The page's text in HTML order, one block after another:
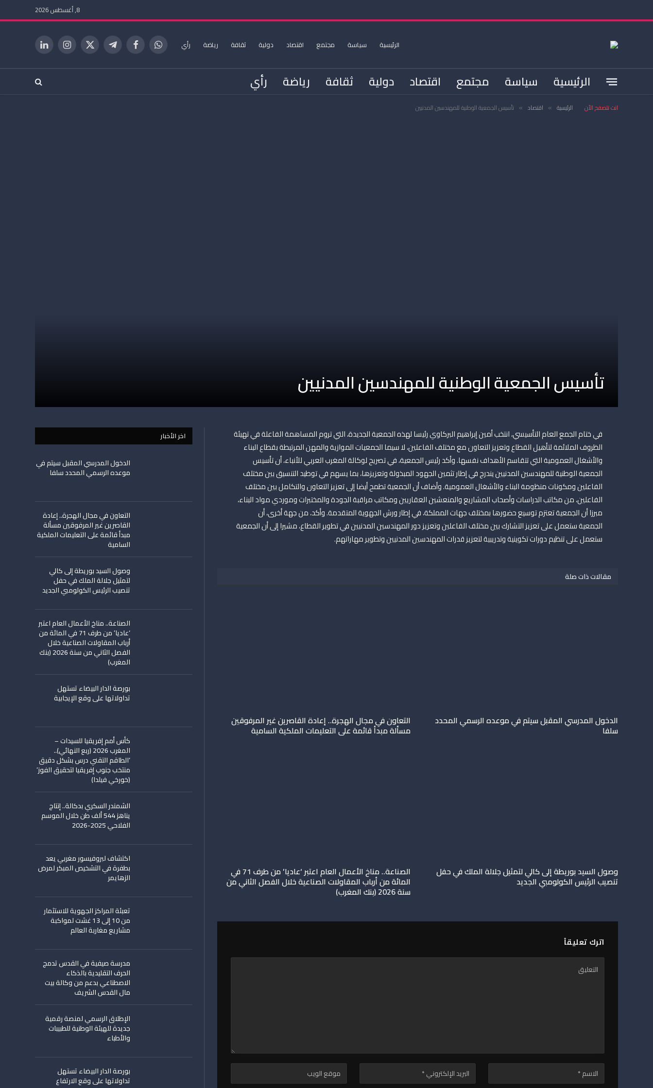
8, أغسطس 2026
الرئيسية سياسة مجتمع اقتصاد دولية ثقافة رياضة رأي واتساب فيسبوكتيلقرام X
الانستغراملينكدإن
الرئيسية سياسة مجتمع اقتصاد دولية ثقافة رياضة رأي
انت تتصفح الأن الرئيسية » اقتصاد » تأسيس الجمعية الوطنية للمهندسين المدنيين
تأسيس الجمعية الوطنية للمهندسين المدنيين
في ختام الجمع العام التأسيسي، انتخب أمين إبراهيم البركاوي رئيسا لهذه الجمعية الجديدة، التي تروم المساهمة الفاعلة في تهيئة
الظروف الملائمة لتأهيل القطاع وتعزيز التعاون مع مختلف الفاعلين، لا سيما الجمعيات الموازية والمهن المرتبطة بقطاع البناء
والأشغال العمومية التي تتقاسم الأهداف نفسها. وأكد رئيس الجمعية، في تصريح لوكالة المغرب العربي للأنباء، أن تأسيس
الجمعية الوطنية للمهندسين المدنيين يندرج في إطار تثمين الجهود المبذولة وتعزيزها، بما يسهم في توطيد التنسيق بين مختلف
الفاعلين ومكونات منظومة البناء والأشغال العمومية. وأضاف أن الجمعية تطمح أيضا إلى تعزيز التعاون والتكامل بين مختلف
الفاعلين، من مكاتب الدراسات وأصحاب المشاريع والمنعشين العقاريين ومكاتب مراقبة الجودة والمختبرات وموردي مواد البناء،
مبرزا أن الجمعية تعتزم توسيع حضورها بمختلف جهات المملكة، في إطار ورش الجهوية المتقدمة. وأكد، من جهة أخرى، أن
الجمعية ستعمل على تعزيز التشارك بين مختلف الفاعلين وتعزيز دور المهندسين المدنيين في تطوير القطاع، مشيرا إلى أن الجمعية
ستعمل على تنظيم دورات تكوينية وتدريبية لتعزيز قدرات المهندسين المدنيين وتطوير مهاراتهم.
مقالات ذات صلة
الدخول المدرسي المقبل سیتم في موعده الرسمي المحدد
سلفا
التعاون في مجال الهجرة.. إعادة القاصرين غير المرفوقين
مسألة مبدأ قائمة على التعليمات الملكية السامية
وصول السيد بوريطة إلى كالي لتمثيل جلالة الملك في حفل
تنصيب الرئيس الكولومبي الجديد
الصناعة.. مناخ الأعمال العام اعتبر ‘عاديا’ من طرف 71 في
المائة من أرباب المقاولات الصناعية خلال الفصل الثاني من
سنة 2026 (بنك المغرب)
اترك تعليقاً
اخر الأخبار
الدخول المدرسي المقبل سیتم في
موعده الرسمي المحدد سلفا
التعاون في مجال الهجرة.. إعادة
القاصرين غير المرفوقين مسألة
مبدأ قائمة على التعليمات الملكية
السامية
وصول السيد بوريطة إلى كالي
لتمثيل جلالة الملك في حفل
تنصيب الرئيس الكولومبي الجديد
الصناعة.. مناخ الأعمال العام اعتبر
‘عاديا’ من طرف 71 في المائة من
أرباب المقاولات الصناعية خلال
الفصل الثاني من سنة 2026 (بنك
المغرب)
بورصة الدار البيضاء تستهل
تداولاتها على وقع الإيجابية
كأس أمم إفريقيا للسيدات –
المغرب 2026 (ربع النهائي)..
‘الطاقم التقني درس بشكل دقيق
منتخب جنوب إفريقيا لتحقيق الفوز’
(خورخي فيلدا)
الشمندر السكري بدكالة.. إنتاج
يناهز 544 ألف طن خلال الموسم
الفلاحي 2025-2026
اكتشاف لبروفيسور مغربي يعد
بطفرة في التشخيص المبكر لمرض
الزهايمر
تعبئة المراكز الجهوية للاستثمار
من 10 إلى 13 غشت لمواكبة
مشاريع مغاربة العالم
مدرسة صيفية في القدس تدمج
الحرف التقليدية بالذكاء
الاصطناعي بدعم من وكالة بيت
مال القدس الشريف
الإطلاق الرسمي لمنصة رقمية
جديدة للهيئة الوطنية للطبيبات
والأطباء
بورصة الدار البيضاء تستهل
تداولاتها على وقع الارتفاع